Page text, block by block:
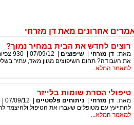
אחרונים מאת דן מזרחי
רוצים לחדש את הבית במחיר נמוך?
מאת: דן מזרחי שיפוצים 07/09/12
930
את העבודה? תחום השיפוצים מגוון מאד, עתיר בשלל
למאמר המלא...
טיפולי הסרת שומות בלייזר
מאת: דן מזרחי ניתוחים פלסטיים 07/09/12
להתייעץ עם מטופלים שעברו את הטיפול
למאמר המלא...